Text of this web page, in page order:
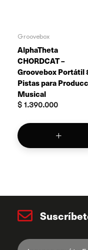
Groovebox
AlphaTheta
CHORDCAT –
Groovebox Portátil
Pistas para
Musical
$ 1.390.000